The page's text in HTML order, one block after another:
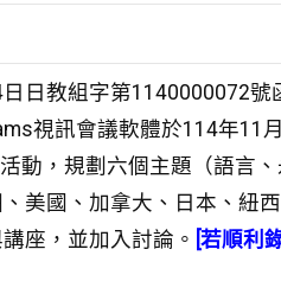
日教組字第1140000072號
視訊會議軟體於114年11
動，規劃六個主題（語言、
美國、加拿大、日本、紐
座，並加入討論。 [若順利